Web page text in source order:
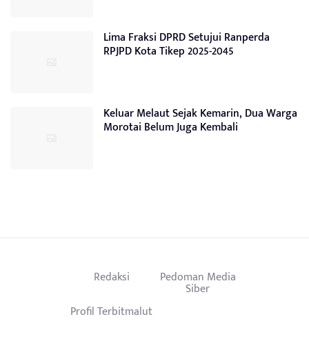
Lima Fraksi DPRD Setujui Ranperda
RPJPD Kota Tikep 2025-2045
Keluar Melaut Sejak Kemarin, Dua Warga
Morotai Belum Juga Kembali
Redaksi Pedoman Media
Siber
Profil Terbitmalut